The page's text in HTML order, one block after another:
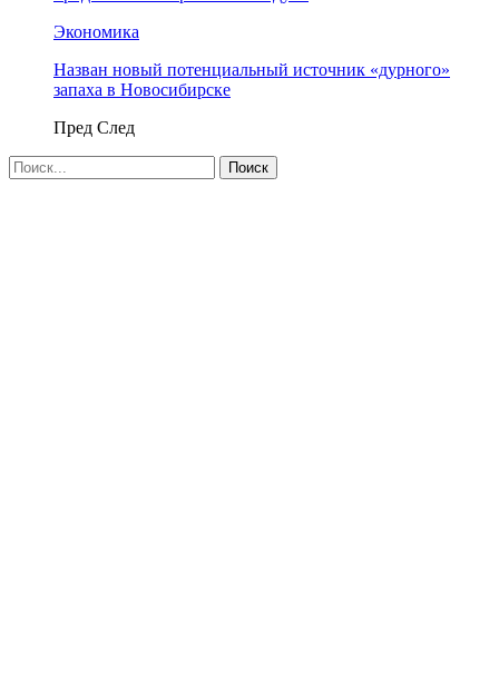
Экономика
Назван новый потенциальный источник «дурного»
запаха в Новосибирске
Пред След